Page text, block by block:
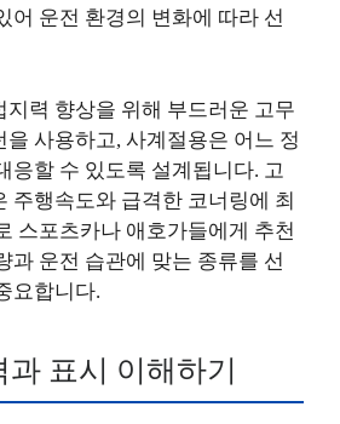
어 운전 환경의 변화에 따라 선
지력 향상을 위해 부드러운 고무
을 사용하고, 사계절용은 어느 정
응할 수 있도록 설계됩니다. 고
주행속도와 급격한 코너링에 최
스포츠카나 애호가들에게 추천
과 운전 습관에 맞는 종류를 선
요합니다.
표시 이해하기